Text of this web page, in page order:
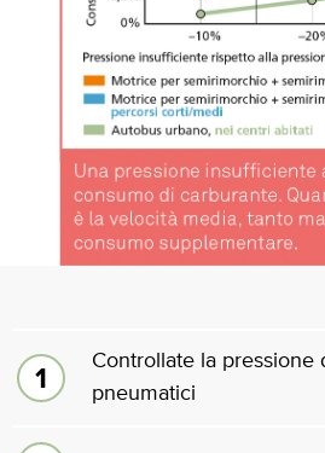
Controllate la pressione
pneumatici